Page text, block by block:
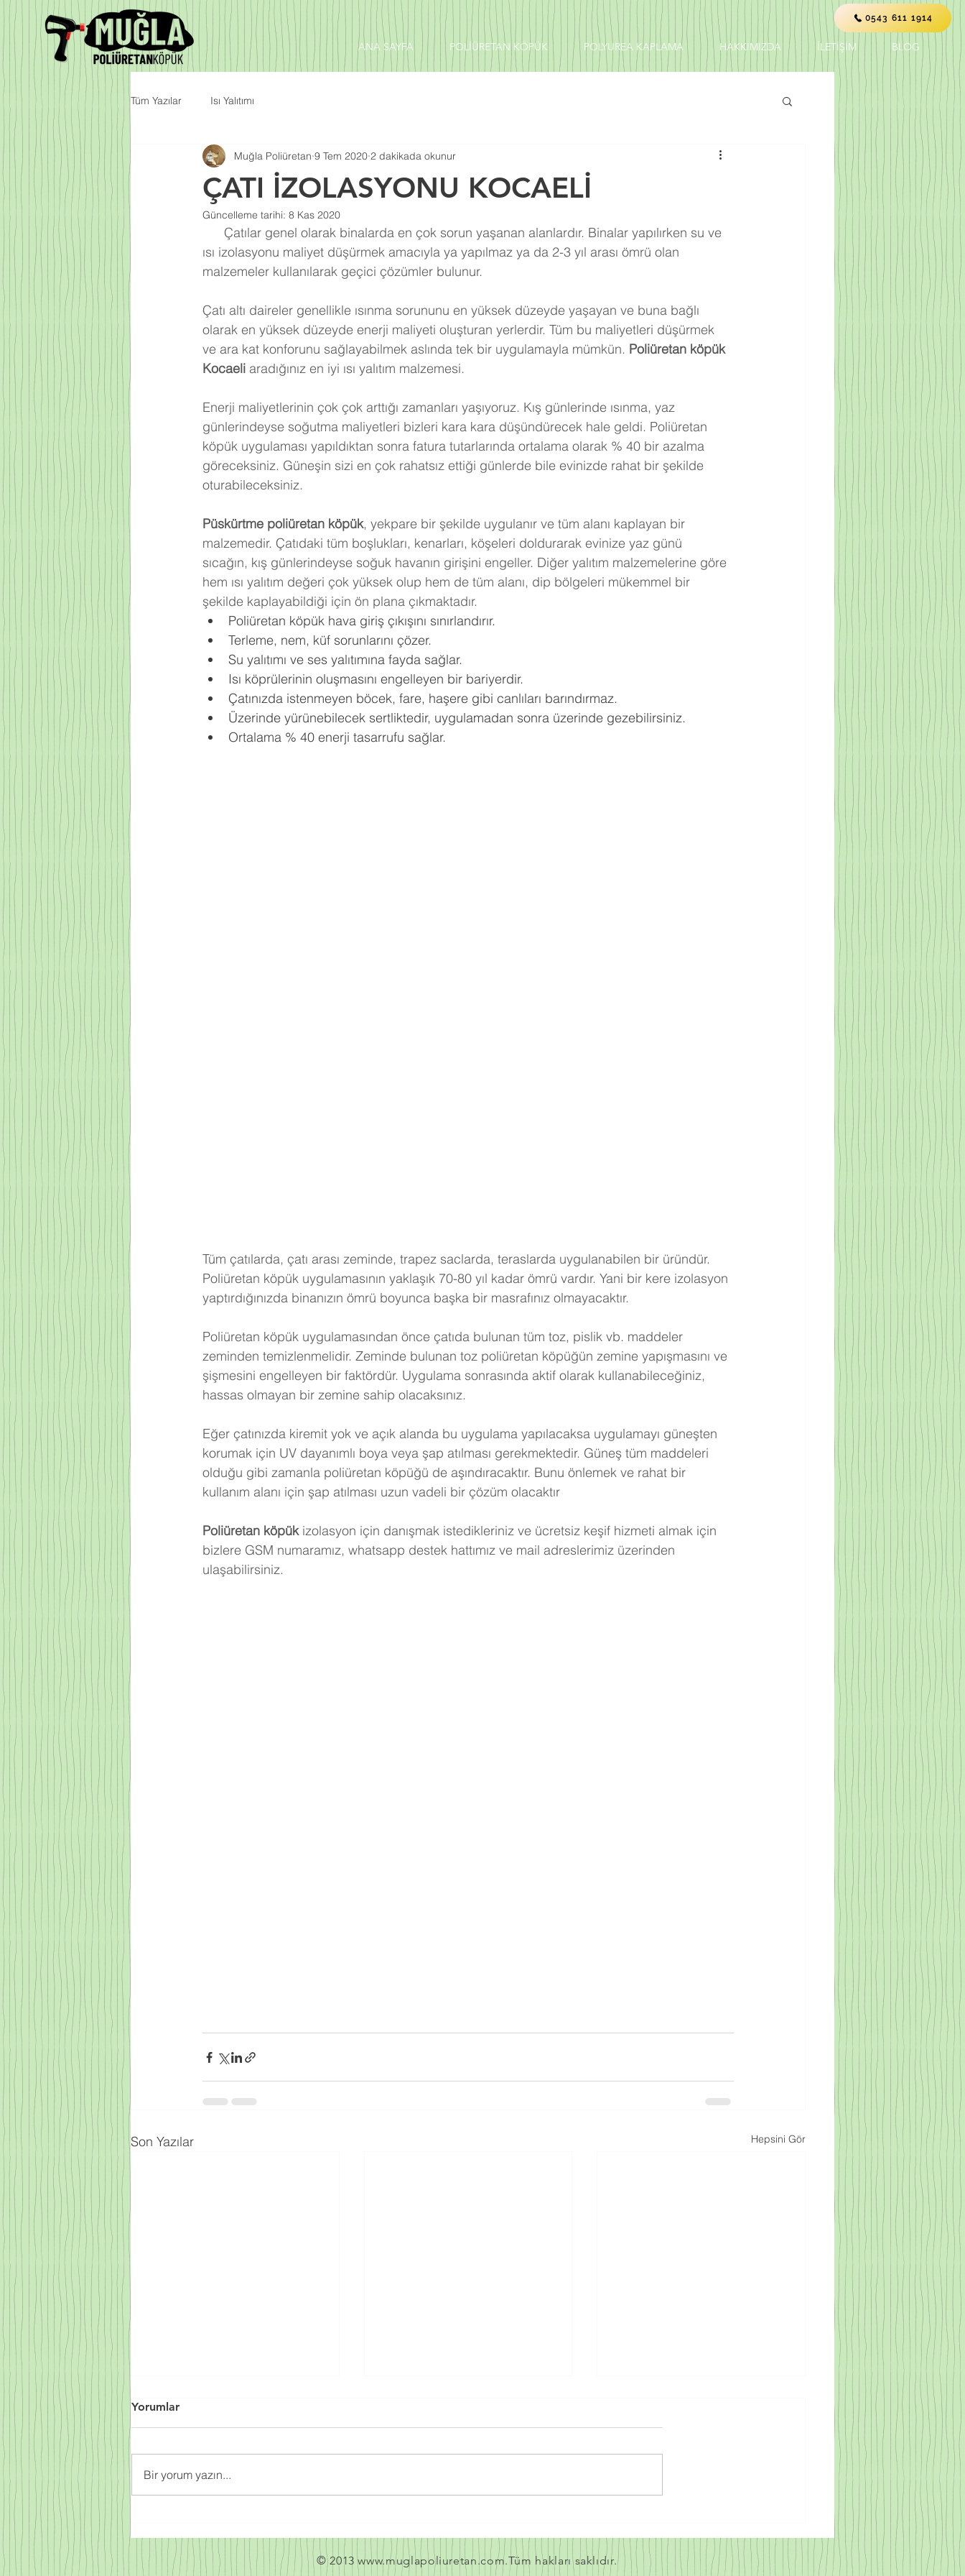
ANA SAYFA POLİÜRETAN KÖPÜK POLYUREA KAPLAMA HAKKIMIZDA İLETİŞİM BLOG
0543 611 1914
Tüm Yazılar Isı Yalıtımı
ÇATI İZOLASYONU KOCAELİ
Muğla Poliüretan 9 Tem 2020 2 dakikada okunur
Güncelleme tarihi: 8 Kas 2020
ısı izolasyonu maliyet düşürmek amacıyla ya yapılmaz ya da 2-3 yıl arası ömrü olan
malzemeler kullanılarak geçici çözümler bulunur.
Çatı altı daireler genellikle ısınma sorununu en yüksek düzeyde yaşayan ve buna bağlı
olarak en yüksek düzeyde enerji maliyeti oluşturan yerlerdir. Tüm bu maliyetleri düşürmek
ve ara kat konforunu sağlayabilmek aslında tek bir uygulamayla mümkün. Poliüretan köpük
Kocaeli aradığınız en iyi ısı yalıtım malzemesi.
Enerji maliyetlerinin çok çok arttığı zamanları yaşıyoruz. Kış günlerinde ısınma, yaz
günlerindeyse soğutma maliyetleri bizleri kara kara düşündürecek hale geldi. Poliüretan
köpük uygulaması yapıldıktan sonra fatura tutarlarında ortalama olarak % 40 bir azalma
göreceksiniz. Güneşin sizi en çok rahatsız ettiği günlerde bile evinizde rahat bir şekilde
oturabileceksiniz.
Püskürtme poliüretan köpük, yekpare bir şekilde uygulanır ve tüm alanı kaplayan bir
malzemedir. Çatıdaki tüm boşlukları, kenarları, köşeleri doldurarak evinize yaz günü
sıcağın, kış günlerindeyse soğuk havanın girişini engeller. Diğer yalıtım malzemelerine göre
hem ısı yalıtım değeri çok yüksek olup hem de tüm alanı, dip bölgeleri mükemmel bir
şekilde kaplayabildiği için ön plana çıkmaktadır.
Poliüretan köpük hava giriş çıkışını sınırlandırır.
Terleme, nem, küf sorunlarını çözer.
Su yalıtımı ve ses yalıtımına fayda sağlar.
Isı köprülerinin oluşmasını engelleyen bir bariyerdir.
Çatınızda istenmeyen böcek, fare, haşere gibi canlıları barındırmaz.
Üzerinde yürünebilecek sertliktedir, uygulamadan sonra üzerinde gezebilirsiniz.
Ortalama % 40 enerji tasarrufu sağlar.
Tüm çatılarda, çatı arası zeminde, trapez saclarda, teraslarda uygulanabilen bir üründür.
Poliüretan köpük uygulamasının yaklaşık 70-80 yıl kadar ömrü vardır. Yani bir kere izolasyon
yaptırdığınızda binanızın ömrü boyunca başka bir masrafınız olmayacaktır.
Poliüretan köpük uygulamasından önce çatıda bulunan tüm toz, pislik vb. maddeler
zeminden temizlenmelidir. Zeminde bulunan toz poliüretan köpüğün zemine yapışmasını ve
şişmesini engelleyen bir faktördür. Uygulama sonrasında aktif olarak kullanabileceğiniz,
hassas olmayan bir zemine sahip olacaksınız.
Eğer çatınızda kiremit yok ve açık alanda bu uygulama yapılacaksa uygulamayı güneşten
korumak için UV dayanımlı boya veya şap atılması gerekmektedir. Güneş tüm maddeleri
olduğu gibi zamanla poliüretan köpüğü de aşındıracaktır. Bunu önlemek ve rahat bir
kullanım alanı için şap atılması uzun vadeli bir çözüm olacaktır
Poliüretan köpük izolasyon için danışmak istedikleriniz ve ücretsiz keşif hizmeti almak için
bizlere GSM numaramız, whatsapp destek hattımız ve mail adreslerimiz üzerinden
ulaşabilirsiniz.
Son Yazılar Hepsini Gör
Fiyatları 2023
YAHŞİHAN
AMASRA
Yorumlar
Bir yorum yazın...
© 2013www.muglapoliuretan.com.Tüm hakları saklıdır.